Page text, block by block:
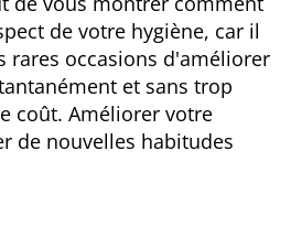
de votre hygiène, car il
rares occasions d'améliorer
et sans trop
coût. Améliorer votre
de nouvelles habitudes